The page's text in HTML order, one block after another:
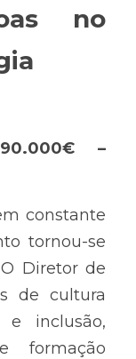
no
–
constante
tornou-se
Diretor de
de cultura
e inclusão,
formação